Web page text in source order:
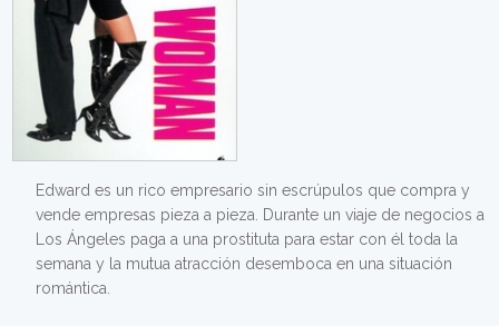
Edward es un rico empresario sin escrúpulos que compra y
vende empresas pieza a pieza. Durante un viaje de negocios a
Los Ángeles paga a una prostituta para estar con él toda la
semana y la mutua atracción desemboca en una situación
romántica.